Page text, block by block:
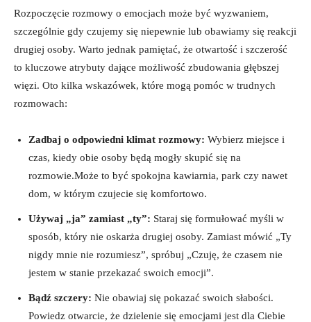
Rozpoczęcie rozmowy o emocjach może być wyzwaniem,
szczególnie gdy czujemy się niepewnie lub obawiamy się reakcji
drugiej osoby. Warto jednak pamiętać, że otwartość i szczerość
to kluczowe atrybuty dające możliwość zbudowania głębszej
więzi. Oto kilka wskazówek, które mogą pomóc w trudnych
rozmowach:
Zadbaj o odpowiedni klimat rozmowy: Wybierz miejsce i
czas, kiedy obie osoby będą mogły skupić się na
rozmowie.Może to być spokojna kawiarnia, park czy nawet
dom, w którym czujecie się komfortowo.
Używaj „ja” zamiast „ty”: Staraj się formułować myśli w
sposób, który nie oskarża drugiej osoby. Zamiast mówić „Ty
nigdy mnie nie rozumiesz”, spróbuj „Czuję, że czasem nie
jestem w stanie przekazać swoich emocji”.
Bądź szczery: Nie obawiaj się pokazać swoich słabości.
Powiedz otwarcie, że dzielenie się emocjami jest dla Ciebie